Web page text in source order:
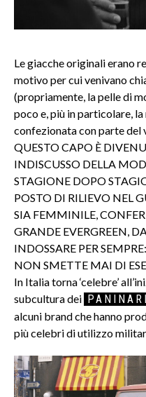
Le giacche originali erano
motivo per cui venivano
(propriamente, la pelle di
poco e, più in particolare,
confezionata con parte del
QUESTO CAPO È
INDISCUSSO DELLA
STAGIONE DOPO
POSTO DI RILIEVO NEL
SIA FEMMINILE,
GRANDE EVERGREEN,
INDOSSARE PER
NON SMETTE MAI DI
In Italia torna ‘celebre’
subcultura dei
alcuni brand che hanno
più celebri di utilizzo